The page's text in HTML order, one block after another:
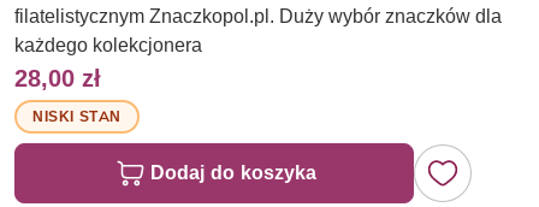
filatelistycznym Znaczkopol.pl. Duży wybór znaczków dla
każdego kolekcjonera
28,00 zł
NISKI STAN
Dodaj do koszyka